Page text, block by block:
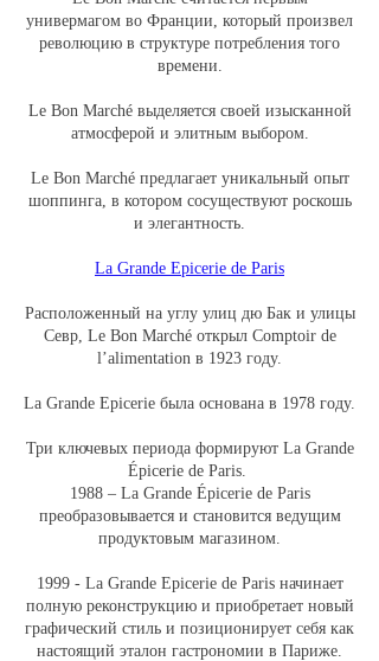
универмагом во Франции, который произвел
революцию в структуре потребления того
времени.
Le Bon Marché выделяется своей изысканной
атмосферой и элитным выбором.
Le Bon Marché предлагает уникальный опыт
шоппинга, в котором сосуществуют роскошь
и элегантность.
La Grande Epicerie de Paris
Расположенный на углу улиц дю Бак и улицы
Севр, Le Bon Marché открыл Comptoir de
l’alimentation в 1923 году.
La Grande Epicerie была основана в 1978 году.
Три ключевых периода формируют La Grande
Épicerie de Paris.
1988 – La Grande Épicerie de Paris
преобразовывается и становится ведущим
продуктовым магазином.
1999 - La Grande Epicerie de Paris начинает
полную реконструкцию и приобретает новый
графический стиль и позиционирует себя как
настоящий эталон гастрономии в Париже.